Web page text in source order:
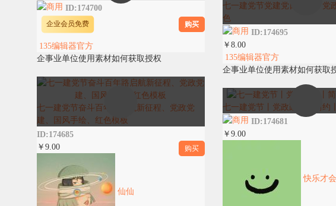
ID:174700
企业会员免费 购买
135编辑器官方
企事业单位使用素材如何获取授权
七一建党节奋斗百年路启航新征程、党政党
建、国风手绘、红色模板
ID:174685
￥9.00
购买
仙仙
七一建党节党建党日活动、党
色
ID:174695
￥8.00
135编辑器官方
企事业单位使用素材如何获取
七一建党节丨党政政务丨简约
ID:174681
￥9.00
快乐才